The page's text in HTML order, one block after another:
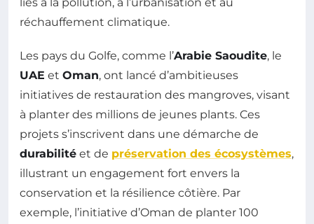
réchauffement climatique.
Les pays du Golfe, comme l’Arabie Saoudite, le
UAE et Oman, ont lancé d’ambitieuses
initiatives de restauration des mangroves, visant
à planter des millions de jeunes plants. Ces
projets s’inscrivent dans une démarche de
durabilité et de préservation des écosystèmes,
illustrant un engagement fort envers la
conservation et la résilience côtière. Par
exemple, l’initiative d’Oman de planter 100